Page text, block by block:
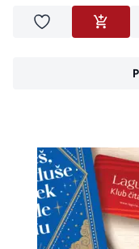
Dodaj u omiljene
DODAJ